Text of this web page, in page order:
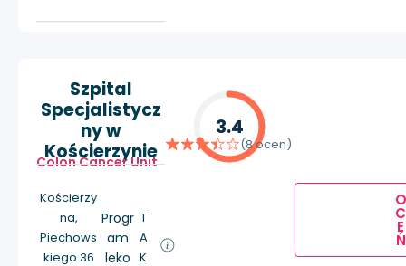
Szpital
Specjalistycz
ny w
Kościerzynie
Colon Cancer Unit
Kościerzy
na,
Piechows
kiego 36
Progr
am
leko
T
A
K
3.4
(8 ocen)
O
C
E
Ń